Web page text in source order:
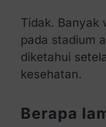
Tidak. Banyak
pada stadium
diketahui
kesehatan.
Berapa